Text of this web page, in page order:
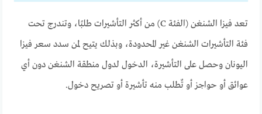
تعد فيزا الشنغن (الفئة C) من أكثر التأشيرات طلبًا، وتندرج تحت
فئة التأشيرات الشنغن غير المحدودة،وبذلك يتيح لمن سدد سعر فيزا
اليونان وحصل على التأشيرة، الدخول لدول منطقة الشنغن دون أي
عوائق أو حواجز أو تٌطلب منه تأشيرة أو تصريح دخول.